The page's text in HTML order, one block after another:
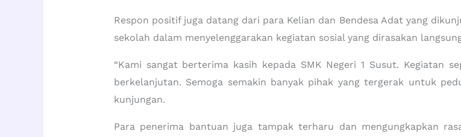
Respon positif juga datang dari para Kelian dan Bendesa Adat yang
sekolah dalam menyelenggarakan kegiatan sosial yang dirasakan
“Kami sangat berterima kasih kepada SMK Negeri 1 Susut. Kegiatan
berkelanjutan. Semoga semakin banyak pihak yang tergerak untuk
kunjungan.
Para penerima bantuan juga tampak terharu dan mengungkapkan